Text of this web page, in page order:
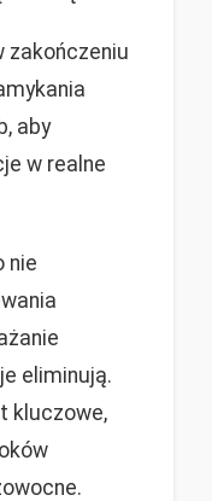
zakończeniu
aby
w realne
nie
eliminują.
kluczowe,